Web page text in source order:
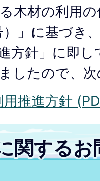
木材の利用
」に基づき
方針」に即
したので、
推進方針
関する